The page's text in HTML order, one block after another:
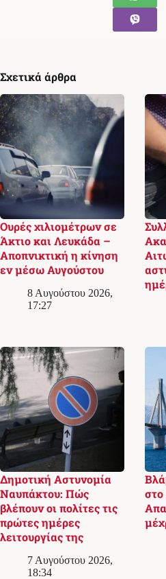
Σχετικά άρθρα
Ουρές χιλιομέτρων σε
Άκτιο και Λευκάδα –
Αποπνικτική η κίνηση
εν μέσω Αυγούστου
8 Αυγούστου 2026,
17:27
Δημοτική Αστυνομία
Ναυπάκτου: Πώς
βλέπουν οι πολίτες τις
πρώτες ημέρες
λειτουργίας της
7 Αυγούστου 2026,
18:34
στο